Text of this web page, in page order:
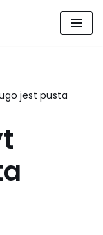
jest pusta